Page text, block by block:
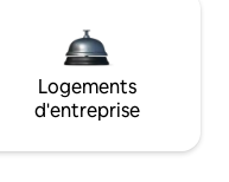
Logements
d'entreprise